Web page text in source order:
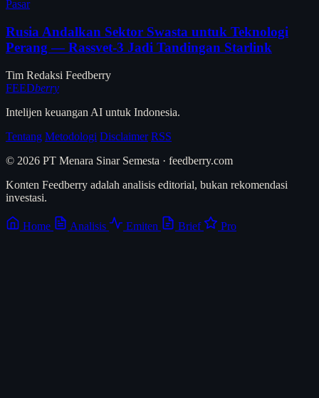
Pasar
Rusia Andalkan Sektor Swasta untuk Teknologi
Perang — Rassvet-3 Jadi Tandingan Starlink
Tim Redaksi Feedberry
FEEDberry
Intelijen keuangan AI untuk Indonesia.
Tentang Metodologi Disclaimer RSS
© 2026 PT Menara Sinar Semesta · feedberry.com
Konten Feedberry adalah analisis editorial, bukan rekomendasi
investasi.
Home Analisis Emiten Brief Pro